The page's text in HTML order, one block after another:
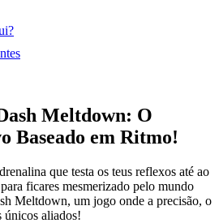
Meltdown: O
Baseado em Ritmo!
que testa os teus reflexos até ao
ficares mesmerizado pelo mundo
Meltdown, um jogo onde a precisão, o
únicos aliados!